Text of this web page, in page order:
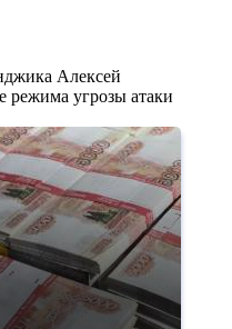
Алексей
режима угрозы атаки